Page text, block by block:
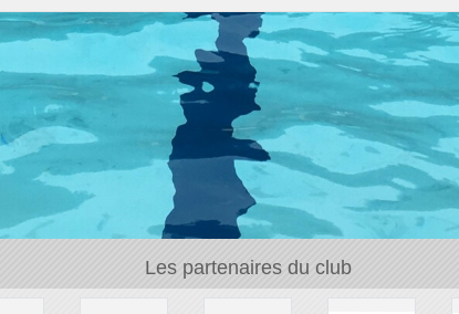
Les partenaires du club